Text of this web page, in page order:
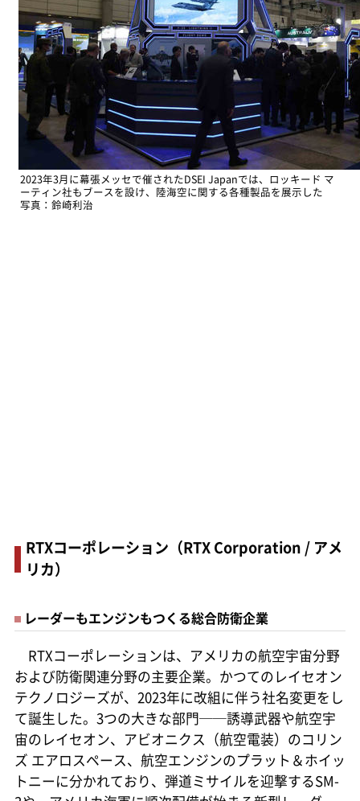
2023年3月に幕張メッセで催されたDSEI Japanでは、ロッキード マ
ーティン社もブースを設け、陸海空に関する各種製品を展示した
写真：鈴崎利治
RTXコーポレーション（RTX Corporation / アメ
リカ）
レーダーもエンジンもつくる総合防衛企業
RTXコーポレーションは、アメリカの航空宇宙分野
および防衛関連分野の主要企業。かつてのレイセオン
テクノロジーズが、2023年に改組に伴う社名変更をし
て誕生した。3つの大きな部門──誘導武器や航空宇
宙のレイセオン、アビオニクス（航空電装）のコリン
ズ エアロスペース、航空エンジンのプラット＆ホイッ
トニーに分かれており、弾道ミサイルを迎撃するSM-